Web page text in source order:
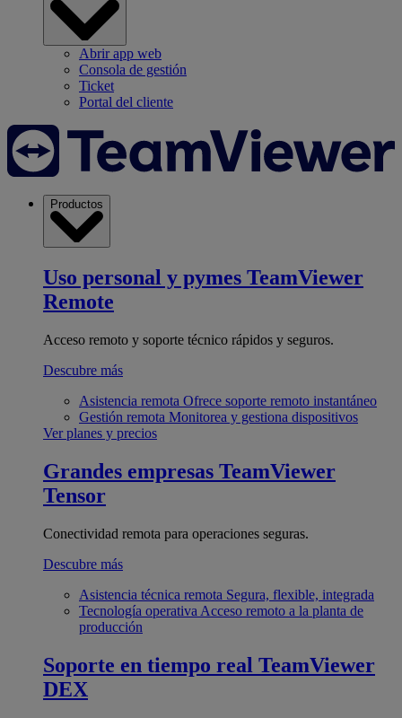
Abrir app web
Consola de gestión
Ticket
Portal del cliente
Productos
Uso personal y pymes TeamViewer
Remote
Acceso remoto y soporte técnico rápidos y seguros.
Descubre más
Asistencia remota Ofrece soporte remoto instantáneo
Gestión remota Monitorea y gestiona dispositivos
Ver planes y precios
Grandes empresas TeamViewer
Tensor
Conectividad remota para operaciones seguras.
Descubre más
Asistencia técnica remota Segura, flexible, integrada
Tecnología operativa Acceso remoto a la planta de
producción
Soporte en tiempo real TeamViewer
DEX